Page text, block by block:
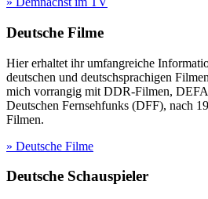
Deutsche Filme
Hier erhaltet ihr umfangreiche
deutschen und deutschsprachigen
mich vorrangig mit DDR-Filmen,
Deutschen Fernsehfunks (DFF), nach
Filmen.
» Deutsche Filme
Deutsche Schauspieler